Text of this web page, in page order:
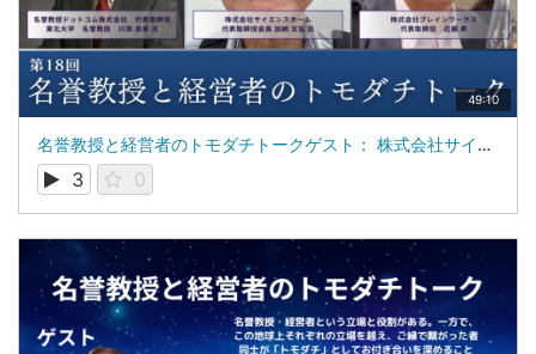
49:10
名誉教授と経営者のトモダチトークゲスト： 株式会社サイエンスホーム 代表取締役会長 加納 文弘 氏
3 0